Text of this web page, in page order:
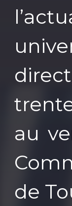
au
de